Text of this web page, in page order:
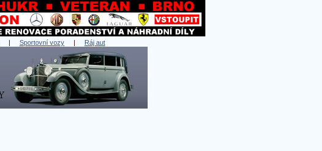
| Sportovní vozy | Ráj aut